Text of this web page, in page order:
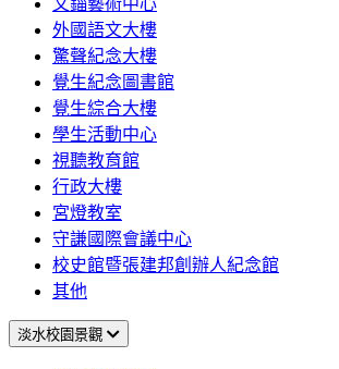
文錙藝術中心
外國語文大樓
驚聲紀念大樓
覺生紀念圖書館
覺生綜合大樓
學生活動中心
視聽教育館
行政大樓
宮燈教室
守謙國際會議中心
校史館暨張建邦創辦人紀念館
其他
淡水校園景觀